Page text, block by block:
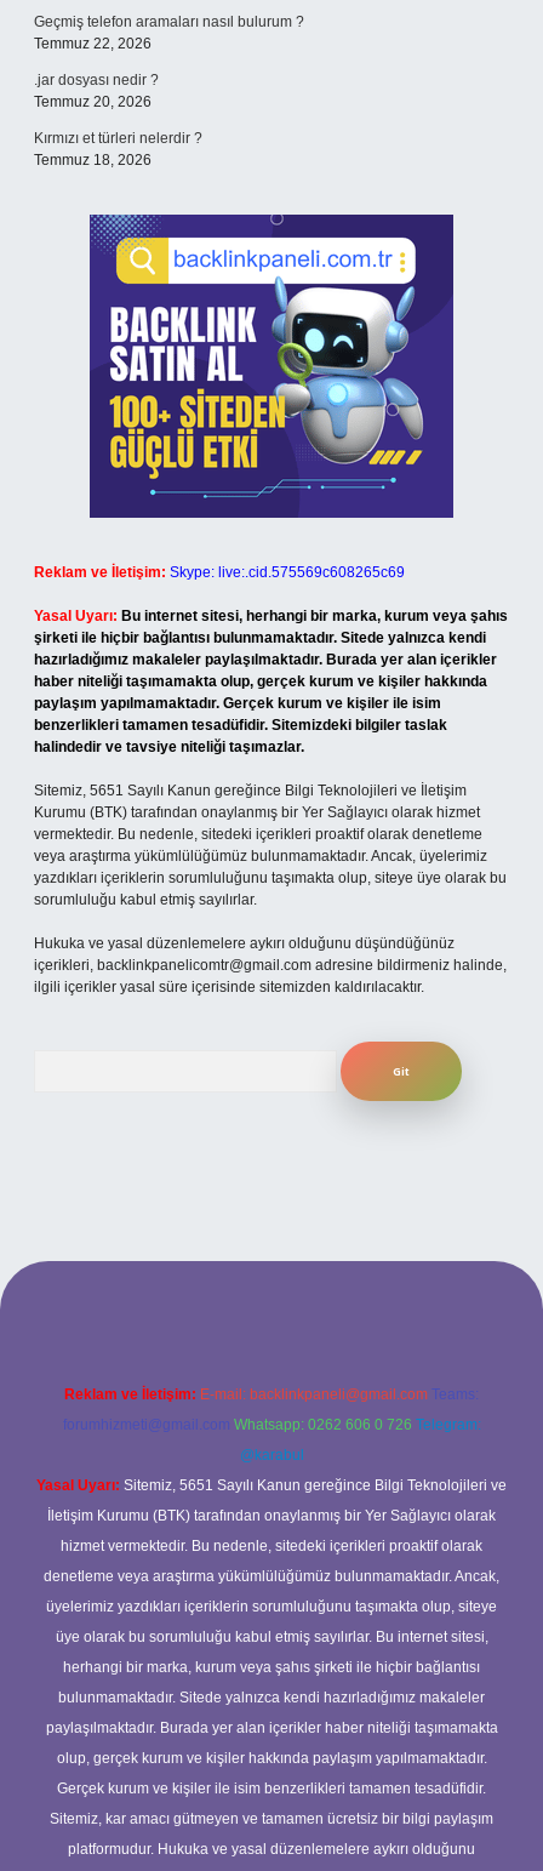
Geçmiş telefon aramaları nasıl bulurum ?
Temmuz 22, 2026
.jar dosyası nedir ?
Temmuz 20, 2026
Kırmızı et türleri nelerdir ?
Temmuz 18, 2026
Reklam ve İletişim: Skype: live:.cid.575569c608265c69
Yasal Uyarı: Bu internet sitesi, herhangi bir marka, kurum veya şahıs
şirketi ile hiçbir bağlantısı bulunmamaktadır. Sitede yalnızca kendi
hazırladığımız makaleler paylaşılmaktadır. Burada yer alan içerikler
haber niteliği taşımamakta olup, gerçek kurum ve kişiler hakkında
paylaşım yapılmamaktadır. Gerçek kurum ve kişiler ile isim
benzerlikleri tamamen tesadüfidir. Sitemizdeki bilgiler taslak
halindedir ve tavsiye niteliği taşımazlar.
Sitemiz, 5651 Sayılı Kanun gereğince Bilgi Teknolojileri ve İletişim
Kurumu (BTK) tarafından onaylanmış bir Yer Sağlayıcı olarak hizmet
vermektedir. Bu nedenle, sitedeki içerikleri proaktif olarak denetleme
veya araştırma yükümlülüğümüz bulunmamaktadır. Ancak, üyelerimiz
yazdıkları içeriklerin sorumluluğunu taşımakta olup, siteye üye olarak bu
sorumluluğu kabul etmiş sayılırlar.
Hukuka ve yasal düzenlemelere aykırı olduğunu düşündüğünüz
içerikleri, backlinkpanelicomtr@gmail.com adresine bildirmeniz halinde,
ilgili içerikler yasal süre içerisinde sitemizden kaldırılacaktır.
Reklam ve İletişim: E-mail: backlinkpaneli@gmail.com Teams:
forumhizmeti@gmail.com Whatsapp: 0262 606 0 726 Telegram:
@karabul
Yasal Uyarı: Sitemiz, 5651 Sayılı Kanun gereğince Bilgi Teknolojileri ve
İletişim Kurumu (BTK) tarafından onaylanmış bir Yer Sağlayıcı olarak
hizmet vermektedir. Bu nedenle, sitedeki içerikleri proaktif olarak
denetleme veya araştırma yükümlülüğümüz bulunmamaktadır. Ancak,
üyelerimiz yazdıkları içeriklerin sorumluluğunu taşımakta olup, siteye
üye olarak bu sorumluluğu kabul etmiş sayılırlar. Bu internet sitesi,
herhangi bir marka, kurum veya şahıs şirketi ile hiçbir bağlantısı
bulunmamaktadır. Sitede yalnızca kendi hazırladığımız makaleler
paylaşılmaktadır. Burada yer alan içerikler haber niteliği taşımamakta
olup, gerçek kurum ve kişiler hakkında paylaşım yapılmamaktadır.
Gerçek kurum ve kişiler ile isim benzerlikleri tamamen tesadüfidir.
Sitemiz, kar amacı gütmeyen ve tamamen ücretsiz bir bilgi paylaşım
platformudur. Hukuka ve yasal düzenlemelere aykırı olduğunu